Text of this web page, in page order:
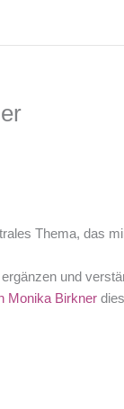
Thema, das
und
Monika Birkner